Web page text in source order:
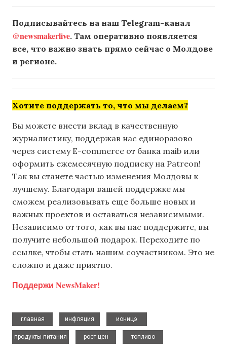
Подписывайтесь на наш Telegram-канал
@newsmakerlive. Там оперативно появляется
все, что важно знать прямо сейчас о Молдове
и регионе.
Хотите поддержать то, что мы делаем?
Вы можете внести вклад в качественную
журналистику, поддержав нас единоразово
через систему E-commerce от банка maib или
оформить ежемесячную подписку на Patreon!
Так вы станете частью изменения Молдовы к
лучшему. Благодаря вашей поддержке мы
сможем реализовывать еще больше новых и
важных проектов и оставаться независимыми.
Независимо от того, как вы нас поддержите, вы
получите небольшой подарок. Переходите по
ссылке, чтобы стать нашим соучастником. Это не
сложно и даже приятно.
Поддержи NewsMaker!
главная
инфляция
ионицэ
продукты питания
рост цен
топливо